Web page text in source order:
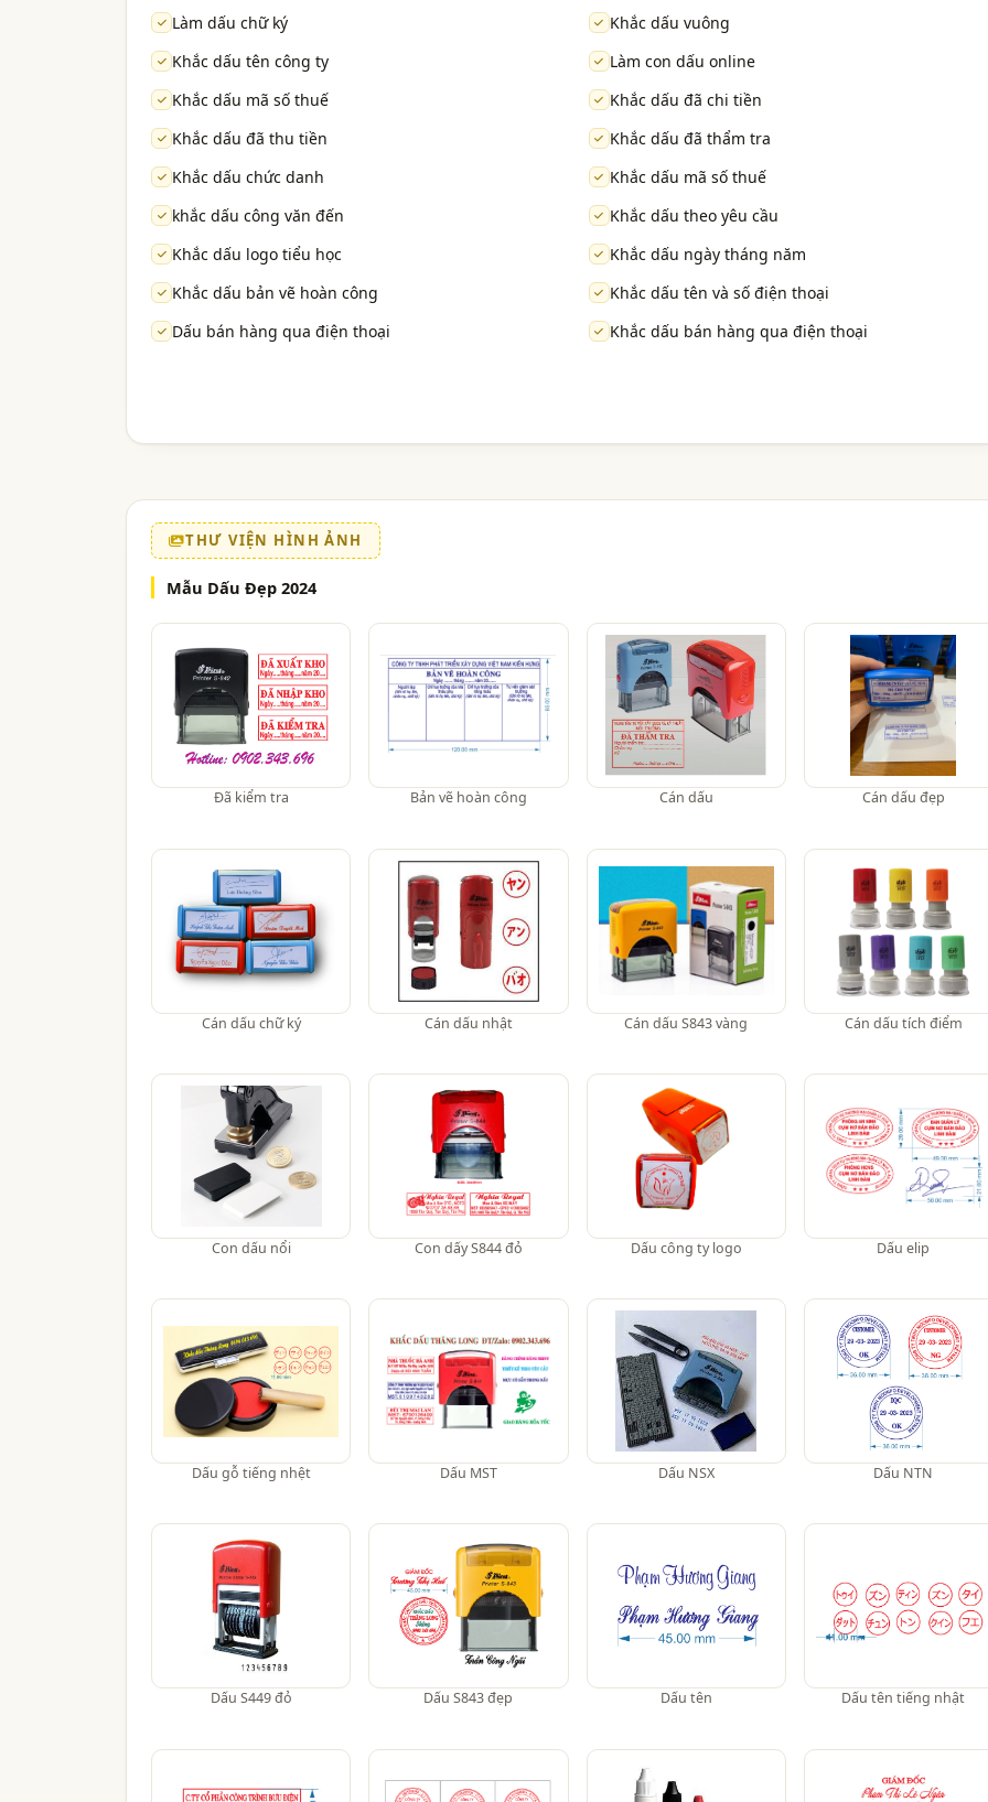
Làm dấu chữ ký
Khắc dấu vuông
Khắc dấu tên công ty
Làm con dấu online
Khắc dấu mã số thuế
Khắc dấu đã chi tiền
Khắc dấu đã thu tiền
Khắc dấu đã thẩm tra
Khắc dấu chức danh
Khắc dấu mã số thuế
khắc dấu công văn đến
Khắc dấu theo yêu cầu
Khắc dấu logo tiểu học
Khắc dấu ngày tháng năm
Khắc dấu bản vẽ hoàn công
Khắc dấu tên và số điện thoại
Dấu bán hàng qua điện thoại
Khắc dấu bán hàng qua điện thoại
THƯ VIỆN HÌNH ẢNH
Mẫu Dấu Đẹp 2024
Đã kiểm tra Bản vẽ hoàn công Cán dấu Cán dấu đẹp
Cán dấu chữ ký Cán dấu nhật Cán dấu S843 vàng Cán dấu tích điểm
Con dấu nổi Con dấy S844 đỏ Dấu công ty logo Dấu elip
Dấu gỗ tiếng nhệt Dấu MST Dấu NSX Dấu NTN
Dấu S449 đỏ Dấu S843 đẹp Dấu tên Dấu tên tiếng nhật